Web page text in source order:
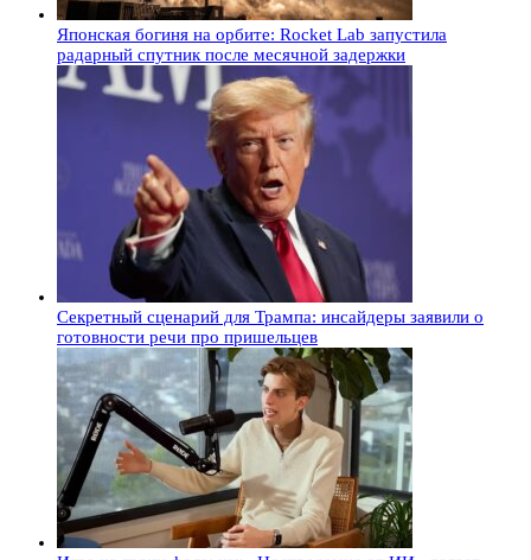
Японская богиня на орбите: Rocket Lab запустила
радарный спутник после месячной задержки
Секретный сценарий для Трампа: инсайдеры заявили о
готовности речи про пришельцев